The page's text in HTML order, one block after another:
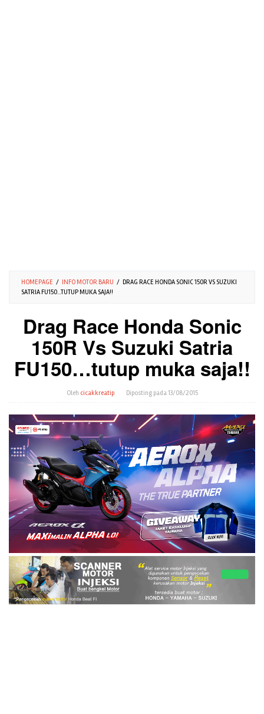
HOMEPAGE / INFO MOTOR BARU / DRAG RACE HONDA SONIC 150R VS SUZUKI
SATRIA FU150...TUTUP MUKA SAJA!!
Drag Race Honda Sonic
150R Vs Suzuki Satria
FU150…tutup muka saja!!
Oleh cicakkreatip Diposting pada13/08/2015